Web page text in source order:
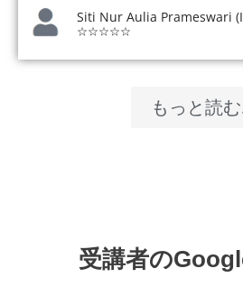
Siti Nur Aulia Prameswari
☆☆☆☆☆
もっと読
受講者の